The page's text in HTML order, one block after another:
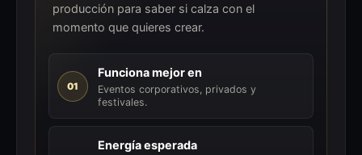
producción para saber si calza con el
momento que quieres crear.
01
Funciona mejor en
Eventos corporativos, privados y
festivales.
Energía esperada